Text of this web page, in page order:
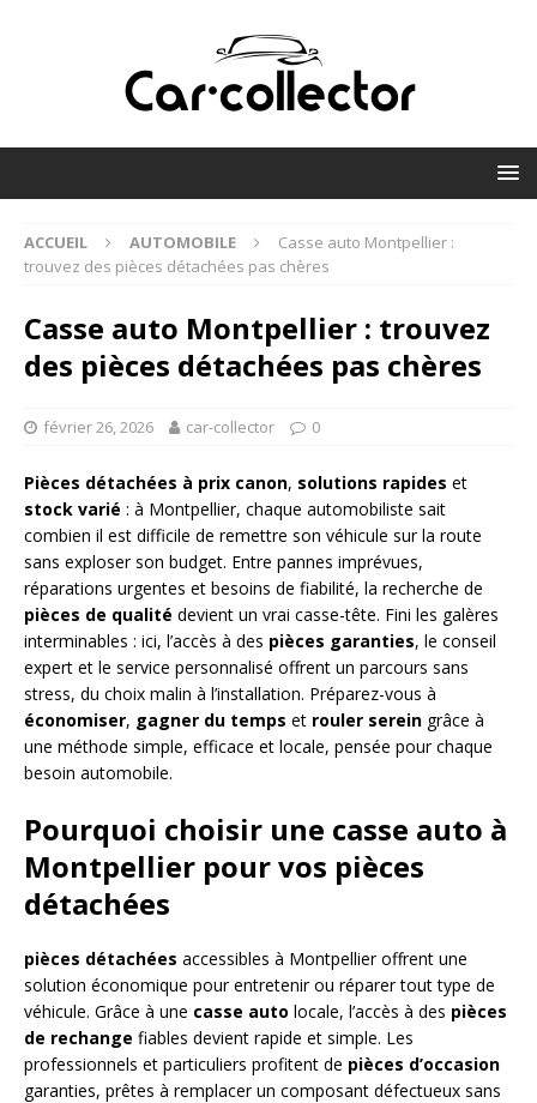
ACCUEIL AUTOMOBILE
Casse auto Montpellier :
trouvez des pièces détachées pas chères
Casse auto Montpellier : trouvez
des pièces détachées pas chères
février 26, 2026 car-collector 0
Pièces détachées à prix canon, solutions rapides et
stock varié : à Montpellier, chaque automobiliste sait
combien il est difficile de remettre son véhicule sur la route
sans exploser son budget. Entre pannes imprévues,
réparations urgentes et besoins de fiabilité, la recherche de
pièces de qualité devient un vrai casse-tête. Fini les galères
interminables : ici, l’accès à des pièces garanties, le conseil
expert et le service personnalisé offrent un parcours sans
stress, du choix malin à l’installation. Préparez-vous à
économiser, gagner du temps et rouler serein grâce à
une méthode simple, efficace et locale, pensée pour chaque
besoin automobile.
Pourquoi choisir une casse auto à
Montpellier pour vos pièces
détachées
pièces détachées accessibles à Montpellier offrent une
solution économique pour entretenir ou réparer tout type de
véhicule. Grâce à une casse auto locale, l’accès à des pièces
de rechange fiables devient rapide et simple. Les
professionnels et particuliers profitent de pièces d’occasion
garanties, prêtes à remplacer un composant défectueux sans